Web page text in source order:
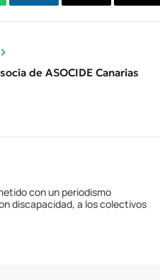
LinkedIn Email
de ASOCIDE Canarias
con un periodismo
discapacidad, a los colectivos